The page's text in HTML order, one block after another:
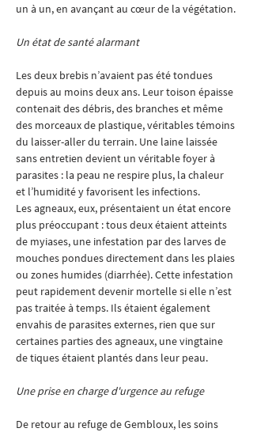
un à un, en avançant au cœur de la végétation.
Un état de santé alarmant
Les deux brebis n’avaient pas été tondues
depuis au moins deux ans. Leur toison épaisse
contenait des débris, des branches et même
des morceaux de plastique, véritables témoins
du laisser-aller du terrain. Une laine laissée
sans entretien devient un véritable foyer à
parasites : la peau ne respire plus, la chaleur
et l’humidité y favorisent les infections.
Les agneaux, eux, présentaient un état encore
plus préoccupant : tous deux étaient atteints
de myiases, une infestation par des larves de
mouches pondues directement dans les plaies
ou zones humides (diarrhée). Cette infestation
peut rapidement devenir mortelle si elle n’est
pas traitée à temps. Ils étaient également
envahis de parasites externes, rien que sur
certaines parties des agneaux, une vingtaine
de tiques étaient plantés dans leur peau.
Une prise en charge d'urgence au refuge
De retour au refuge de Gembloux, les soins